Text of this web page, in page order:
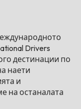
Drivers
дестинации по
наети
и
на останалата